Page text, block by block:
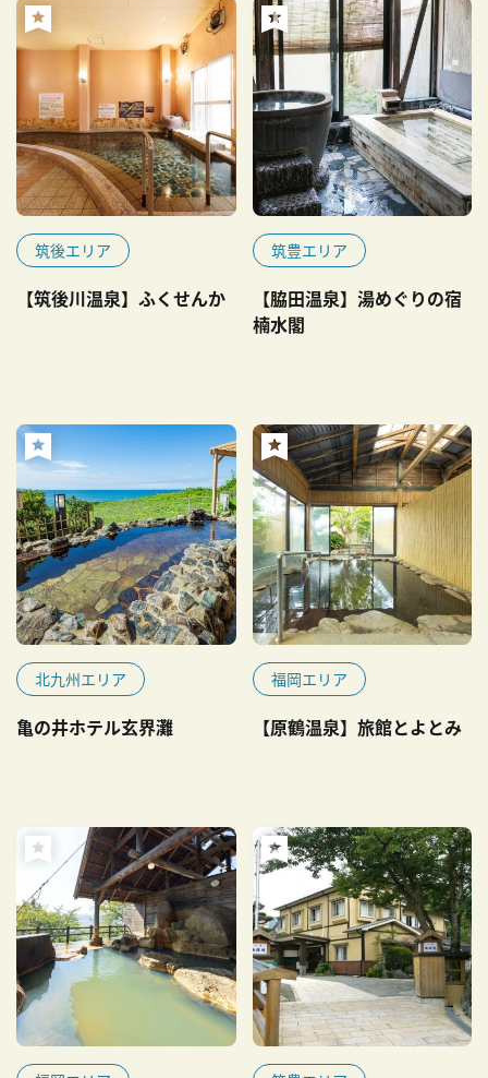
筑後エリア
【筑後川温泉】ふくせんか
筑豊エリア
【脇田温泉】湯めぐりの宿
楠水閣
北九州エリア
亀の井ホテル玄界灘
福岡エリア
【原鶴温泉】旅館とよとみ